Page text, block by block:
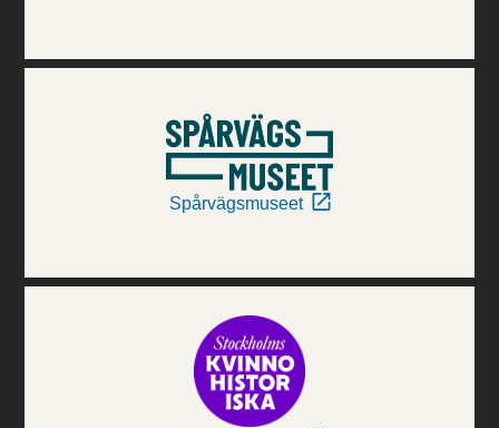
Spårvägsmuseet